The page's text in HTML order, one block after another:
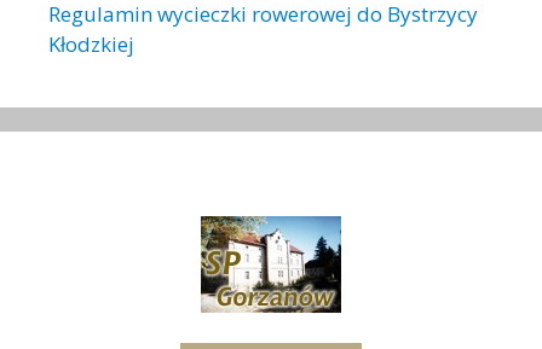
Regulamin wycieczki rowerowej do Bystrzycy
Kłodzkiej